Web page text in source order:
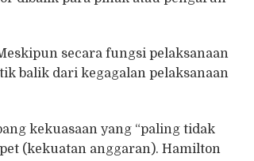
secara fungsi pelaksanaan
balik dari kegagalan pelaksanaan
kekuasaan yang “paling tidak
(kekuatan anggaran). Hamilton